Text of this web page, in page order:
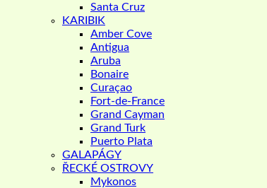
Santa Cruz
KARIBIK
Amber Cove
Antigua
Aruba
Bonaire
Curaçao
Fort-de-France
Grand Cayman
Grand Turk
Puerto Plata
GALAPÁGY
ŘECKÉ OSTROVY
Mykonos